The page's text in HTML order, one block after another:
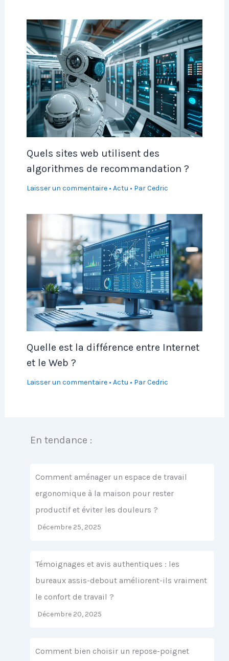
Quels sites web utilisent des
algorithmes de recommandation ?
Laisser un commentaire • Actu • ParCedric
Quelle est la différence entre Internet
et le Web ?
Laisser un commentaire • Actu • ParCedric
En tendance :
Comment aménager un espace de travail
ergonomique à la maison pour rester
productif et éviter les douleurs ?
Décembre 25, 2025
Témoignages et avis authentiques : les
bureaux assis-debout améliorent-ils vraiment
le confort de travail ?
Décembre 20, 2025
Comment bien choisir un repose-poignet